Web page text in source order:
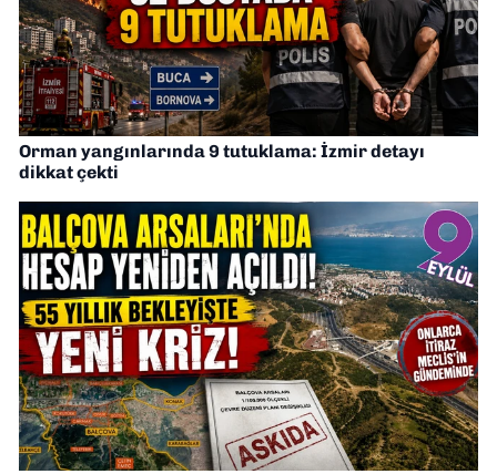
Orman yangınlarında 9 tutuklama: İzmir detayı
dikkat çekti